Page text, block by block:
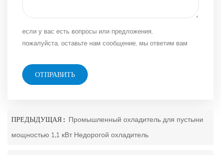
если у вас есть вопросы или предложения,
пожалуйста, оставьте нам сообщение, мы ответим вам
ОТПРАВИТЬ
ПРЕДЫДУЩАЯ : Промышленный охладитель для пустыни
мощностью 1,1 кВт Недорогой охладитель